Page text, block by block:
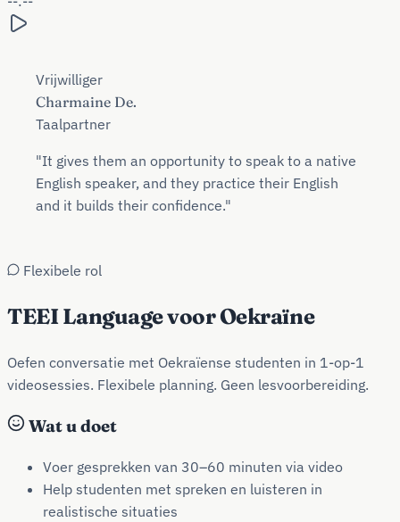
Vrijwilliger
Charmaine De.
Taalpartner
"It gives them an opportunity to speak to a native
English speaker, and they practice their English
and it builds their confidence."
Flexibele rol
TEEI Language voor Oekraïne
Oefen conversatie met Oekraïense studenten in 1-op-1
videosessies. Flexibele planning. Geen lesvoorbereiding.
Wat u doet
Voer gesprekken van 30–60 minuten via video
Help studenten met spreken en luisteren in
realistische situaties